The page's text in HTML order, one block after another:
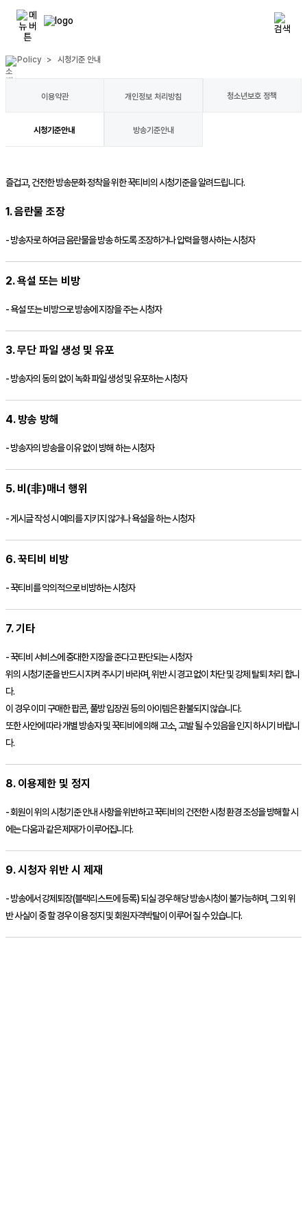
Policy > 시청기준 안내
이용약관 개인정보 처리방침 청소년보호 정책
시청기준안내 방송기준안내
즐겁고, 건전한 방송문화 정착을 위한꾹티비 의 시청기준을 알려드립니다.
1. 음란물 조장
- 방송자로 하여금 음란물을 방송 하도록 조장하거나 압력을 행사하는 시청자
2. 욕설 또는 비방
- 욕설 또는 비방으로 방송에 지장을 주는 시청자
3. 무단 파일 생성 및 유포
- 방송자의 동의 없이 녹화 파일 생성 및 유포하는 시청자
4. 방송 방해
- 방송자의 방송을 이유 없이 방해 하는 시청자
5. 비(非)매너 행위
- 게시글 작성 시 예의를 지키지 않거나 욕설을 하는 시청자
6.꾹티비 비방
-꾹티비 를 악의적으로 비방하는 시청자
7. 기타
-꾹티비 서비스에 중대한 지장을 준다고 판단되는 시청자
위의 시청기준을 반드시 지켜 주시기 바라며, 위반 시 경고 없이 차단 및 강제 탈퇴 처리 합니
다.
이 경우 이미 구매한팝콘, 풀방 입장권 등의 아이템은 환불되지 않습니다.
또한 사안에 따라 개별 방송자 및꾹티비 에 의해 고소, 고발 될 수 있음을 인지 하시기 바랍니
다.
8. 이용제한 및 정지
- 회원이 위의 시청기준 안내 사항을 위반하고꾹티비 의 건전한 시청 환경 조성을 방해할 시
에는 다움과 같은 제재가 이루어집니다.
9. 시청자 위반 시 제재
- 방송에서 강제퇴장(블랙리스트에 등록) 되실 경우 해당 방송시청이 불가능하며, 그 외 위
반 사실이 중 할 경우 이용 정지 및 회원자격박탈이 이루어 질 수 있습니다.